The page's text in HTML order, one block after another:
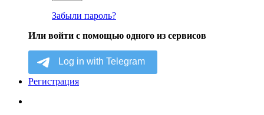
Забыли пароль?
Или войти с помощью одного из сервисов
Регистрация